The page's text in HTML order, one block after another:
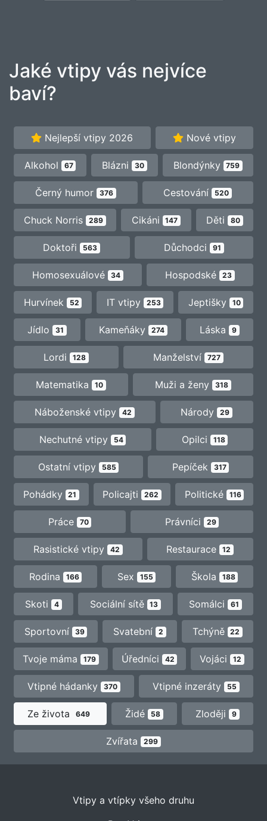
Jaké vtipy vás nejvíce
baví?
Nejlepší vtipy 2026 Nové vtipy
Alkohol 67 Blázni 30 Blondýnky 759
Černý humor 376 Cestování 520
Chuck Norris 289 Cikáni 147 Děti 80
Doktoři 563 Důchodci 91
Homosexuálové 34 Hospodské 23
Hurvínek 52 IT vtipy 253 Jeptišky 10
Jídlo 31 Kameňáky 274 Láska 9
Lordi 128 Manželství 727
Matematika 10 Muži a ženy 318
Náboženské vtipy 42 Národy 29
Nechutné vtipy 54 Opilci 118
Ostatní vtipy 585 Pepíček 317
Pohádky 21 Policajti 262 Politické 116
Práce 70 Právníci 29
Rasistické vtipy 42 Restaurace 12
Rodina 166 Sex 155 Škola 188
Skoti 4 Sociální sítě 13 Somálci 61
Sportovní 39 Svatební 2 Tchýně 22
Tvoje máma 179 Úředníci 42 Vojáci 12
Vtipné hádanky 370 Vtipné inzeráty 55
Ze života 649 Židé 58 Zloději 9
Zvířata 299
Vtipy a vtípky všeho druhu